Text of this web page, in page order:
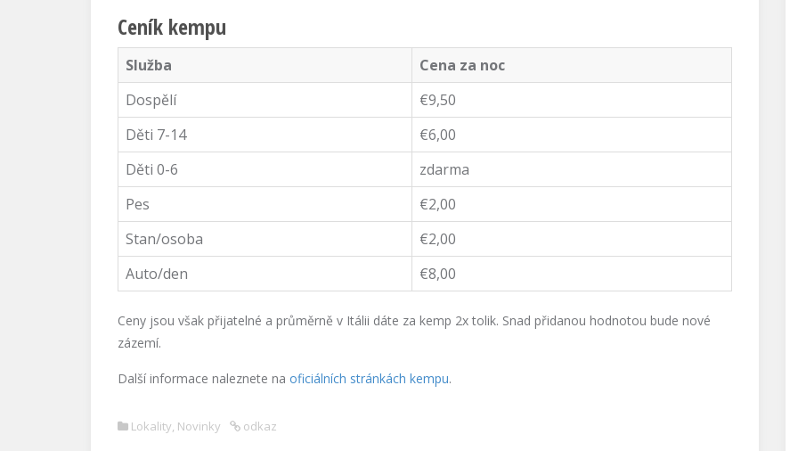
Ceník kempu
Služba
Cena za noc
Dospělí
€9,50
Děti 7-14
€6,00
Děti 0-6
zdarma
Pes
€2,00
Stan/osoba
€2,00
Auto/den
€8,00
Ceny jsou však přijatelné a průměrně v Itálii dáte za kemp 2x tolik. Snad přidanou hodnotou bude nové
zázemí.
Další informace naleznete na oficiálních stránkách kempu.
Lokality, Novinky odkaz